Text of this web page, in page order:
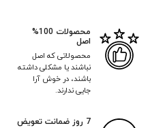
محصولات 100%
اصل
محصولاتی که اصل
نباشند یا مشکلی داشته
باشند، در خوش آرا
جایی ندارند.
7 روز ضمانت تعویض